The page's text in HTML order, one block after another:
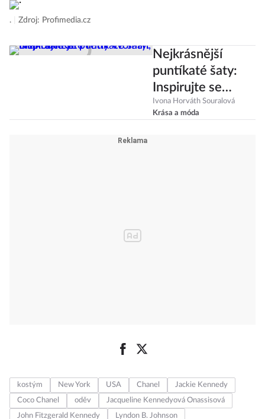
Nejkrásnější
puntíkaté šaty:
Inspirujte se
Pretty Woman,
Ivona Horváth Souralová
Krása a móda
kostým New York USA Chanel
Jackie Kennedy
Coco Chanel
oděv
Jacqueline Kennedyová Onassisová